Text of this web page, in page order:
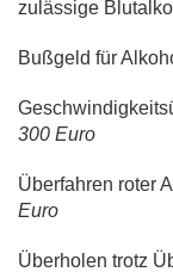
zulässige
Bußgeld für
300 Euro
Überfahren
Euro
Überholen trotz